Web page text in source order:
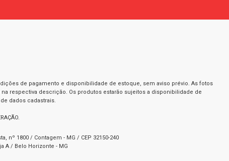
de pagamento e disponibilidade de estoque, sem aviso prévio. As fotos
respectiva descrição. Os produtos estarão sujeitos a disponibilidade de
dados cadastrais.
nº 1800 / Contagem - MG / CEP 32150-240
A / Belo Horizonte - MG